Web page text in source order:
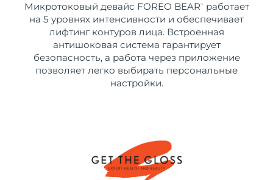
Микротоковый девайс FOREO BEAR ™
работает
на 5 уровнях интенсивности и обеспечивает
лифтинг контуров лица. Встроенная
антишоковая система гарантирует
безопасность, а работа через приложение
позволяет легко выбирать персональные
настройки.